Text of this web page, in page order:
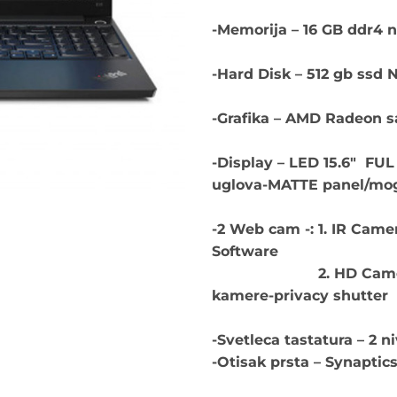
-Memorija – 16 GB ddr4
-Hard Disk – 512 gb ssd
-Grafika – AMD Radeon
-Display – LED 15.6″
uglova-MATTE panel/
-2 Web cam -: 1. IR
Software
2. HD Camera-sa
kamere-privacy shutter
-Svetleca tastatura – 2
-Otisak prsta –